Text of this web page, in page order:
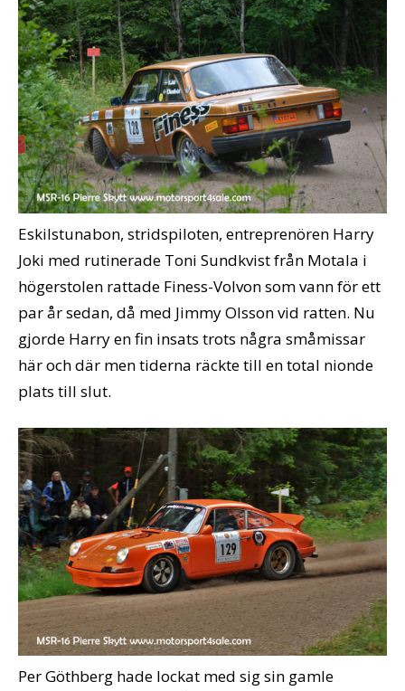
Eskilstunabon, stridspiloten, entreprenören Harry
Joki med rutinerade Toni Sundkvist från Motala i
högerstolen rattade Finess-Volvon som vann för ett
par år sedan, då med Jimmy Olsson vid ratten. Nu
gjorde Harry en fin insats trots några småmissar
här och där men tiderna räckte till en total nionde
plats till slut.
Per Göthberg hade lockat med sig sin gamle